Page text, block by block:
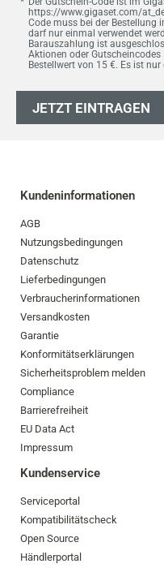
https://www.gigaset.com/
Code muss bei der Bestellung
darf nur einmal verwendet
Barauszahlung ist
Aktionen oder
Bestellwert von 15 €. Es ist
JETZT EINTRAGEN
Kundeninformationen
AGB
Nutzungsbedingungen
Datenschutz
Lieferbedingungen
Verbraucherinformationen
Versandkosten
Garantie
Konformitätserklärungen
Sicherheitsproblem melden
Compliance
Barrierefreiheit
EU Data Act
Impressum
Kundenservice
Serviceportal
Kompatibilitätscheck
Open Source
Händlerportal